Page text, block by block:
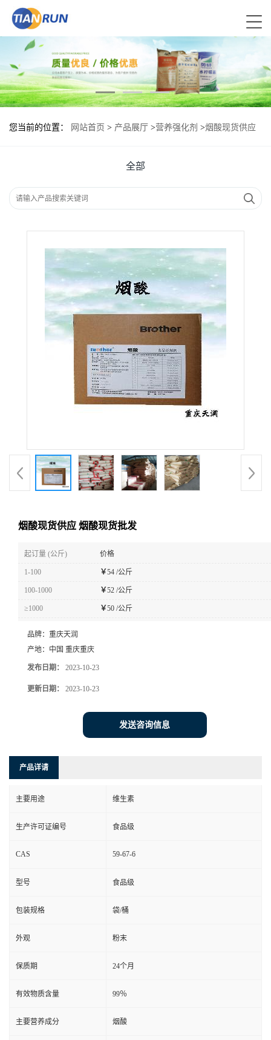
您当前的位置： 网站首页 > 产品展厅 >营养强化剂 >烟酸现货供应
全部
烟酸现货供应 烟酸现货批发
起订量 (公斤) 价格
1-100 ￥54 /公斤
100-1000 ￥52 /公斤
≥1000 ￥50 /公斤
品牌： 重庆天润
产地： 中国 重庆重庆
发布日期： 2023-10-23
更新日期： 2023-10-23
发送咨询信息
产品详请
主要用途 维生素
生产许可证编号 食品级
CAS 59-67-6
型号 食品级
包装规格 袋/桶
外观 粉末
保质期 24个月
有效物质含量 99％
主要营养成分 烟酸